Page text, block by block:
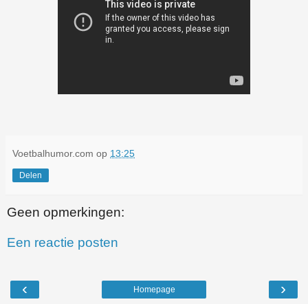
Voetbalhumor.com op 13:25
Delen
Geen opmerkingen:
Een reactie posten
‹ ›
Homepage